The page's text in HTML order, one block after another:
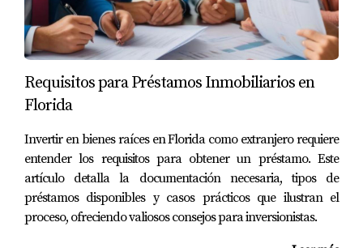
demanda por casas familiares debido al crecimiento
poblacional. La casa necesita algunas reparaciones
menores, pero su gran jardín y espacio interior son
atractivos para las familias. Aquí, tu inversión
podría generar ingresos estables a largo plazo.
Ejemplo 3: Apartamento Estudio en
Tampa
Finalmente, imagina que adquieres un pequeño
apartamento estudio en Tampa. Aunque es más
Requisitos para Préstamos Inmobiliarios en
Florida
Invertir en bienes raíces en Florida como extranjero requiere
entender los requisitos para obtener un préstamo. Este
artículo detalla la documentación necesaria, tipos de
préstamos disponibles y casos prácticos que ilustran el
proceso, ofreciendo valiosos consejos para inversionistas.